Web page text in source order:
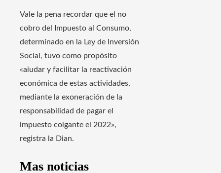
Vale la pena recordar que el no
cobro del Impuesto al Consumo,
determinado en la Ley de Inversión
Social, tuvo como propósito
«aiudar y facilitar la reactivación
económica de estas actividades,
mediante la exoneración de la
responsabilidad de pagar el
impuesto colgante el 2022»,
registra la Dian.
Mas noticias